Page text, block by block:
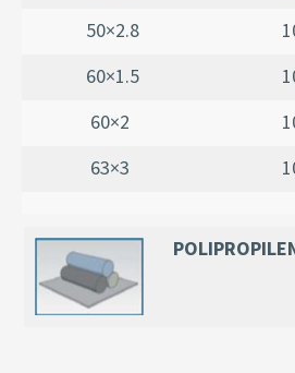
50×2.8
60×1.5
60×2
63×3